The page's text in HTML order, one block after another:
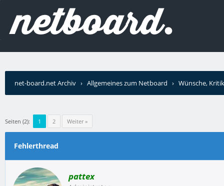
net-board.net Archiv › Allgemeines zum Netboard › Wünsche,
Seiten (2): 1 2 Weiter »
Fehlerthread
pattex